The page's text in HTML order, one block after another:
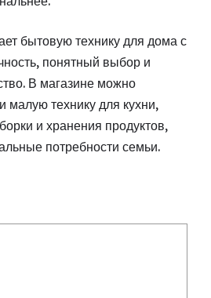
бытовую технику для дома с
понятный выбор и
В магазине можно
малую технику для кухни,
и хранения продуктов,
потребности семьи.